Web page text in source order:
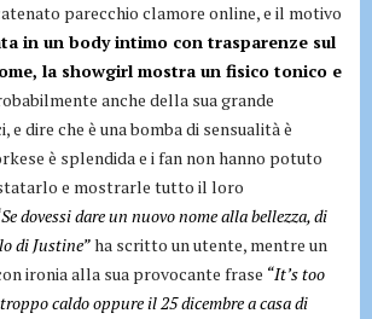
parecchio clamore online, e il motivo
in un body intimo con trasparenze sul
la showgirl mostra un fisico tonico e
anche della sua grande
e dire che è una bomba di sensualità è
è splendida e i fan non hanno potuto
e mostrarle tutto il loro
dovessi dare un nuovo nome alla bellezza, di
di Justine”ha scritto un utente, mentre un
ironia alla sua provocante frase “It’s too
caldo oppure il 25 dicembre a casa di